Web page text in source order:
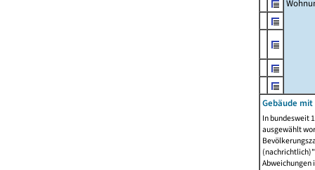
Gebäude
In bundesweit
ausgewählt
Abweichungen